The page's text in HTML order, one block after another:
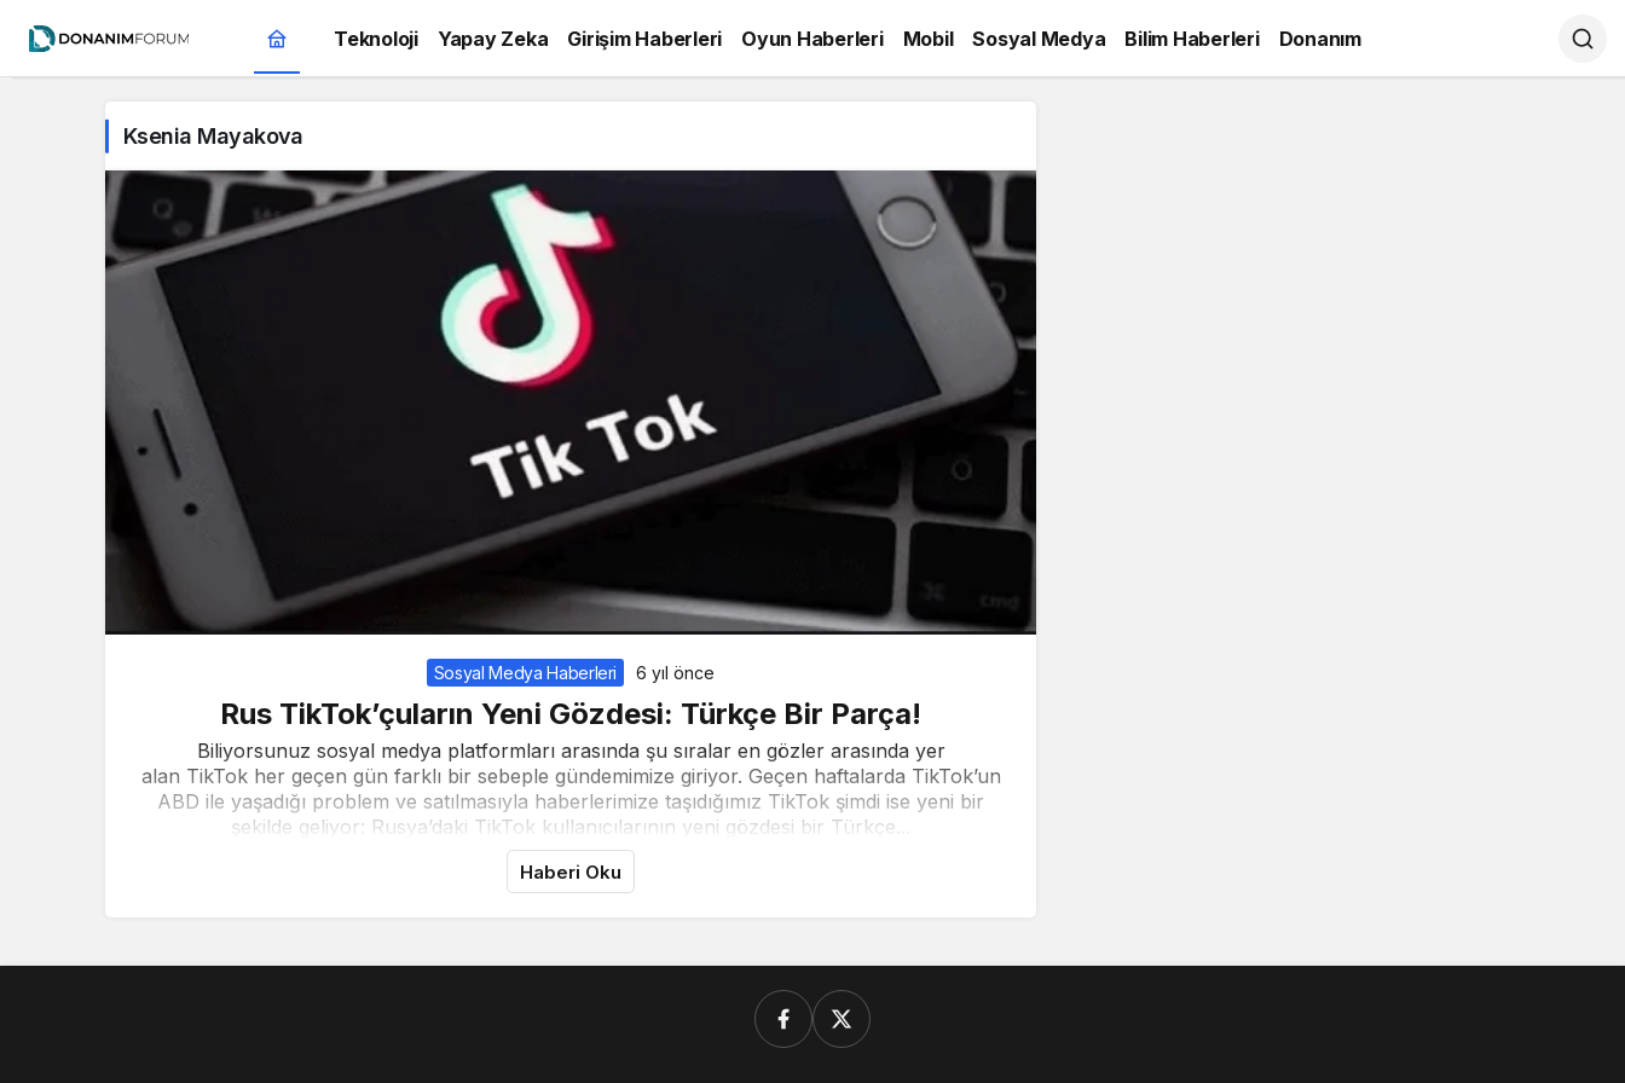
Teknoloji Yapay Zeka Girişim Haberleri Oyun Haberleri Mobil Sosyal Medya Bilim Haberleri Donanım
Ksenia Mayakova
Sosyal Medya Haberleri 6 yıl önce
Rus TikTok’çuların Yeni Gözdesi: Türkçe Bir Parça!
Biliyorsunuz sosyal medya platformları arasında şu sıralar en gözler arasında yer
alan TikTok her geçen gün farklı bir sebeple gündemimize giriyor. Geçen haftalarda TikTok’un
ABD ile yaşadığı problem ve satılmasıyla haberlerimize taşıdığımız TikTok şimdi ise yeni bir
şekilde geliyor: Rusya’daki TikTok kullanıcılarının yeni gözdesi bir Türkçe...
Haberi Oku